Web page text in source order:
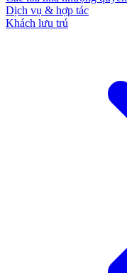
Dịch vụ & hợp tác
Khách lưu trú